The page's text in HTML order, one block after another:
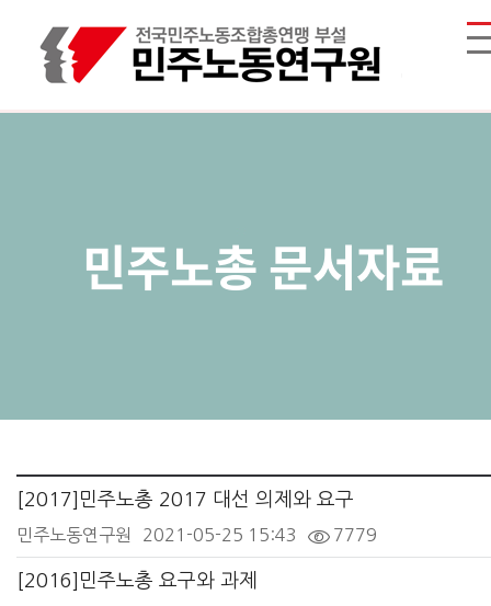
민주노총 문서자료
[2017]민주노총 2017 대선 의제와 요구
민주노동연구원 2021-05-25 15:43 7779
[2016]민주노총 요구와 과제